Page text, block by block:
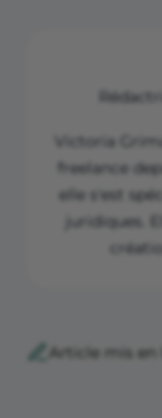
Victoria
freelance
elle s'est
juridiques.
Article mis en